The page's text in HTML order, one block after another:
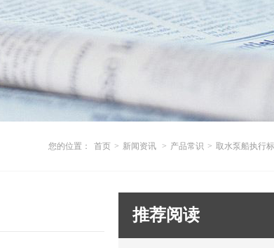
您的位置： 首页 > 新闻资讯 > 产品常识 > 取水泵船执行
推荐阅读